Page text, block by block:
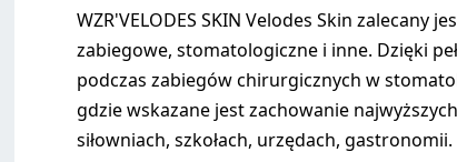
WZR'VELODES SKIN Velodes Skin
zabiegowe, stomatologiczne i inne. Dzięki
podczas zabiegów chirurgicznych w
gdzie wskazane jest zachowanie
siłowniach, szkołach, urzędach,